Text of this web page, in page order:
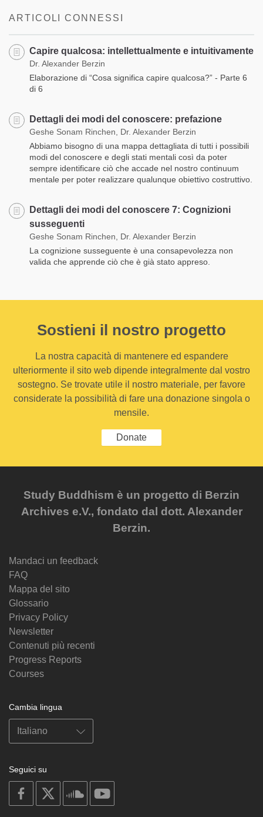
ARTICOLI CONNESSI
Capire qualcosa: intellettualmente e intuitivamente
Dr. Alexander Berzin
Elaborazione di “Cosa significa capire qualcosa?” - Parte 6
di 6
Dettagli dei modi del conoscere: prefazione
Geshe Sonam Rinchen, Dr. Alexander Berzin
Abbiamo bisogno di una mappa dettagliata di tutti i possibili
modi del conoscere e degli stati mentali così da poter
sempre identificare ciò che accade nel nostro continuum
mentale per poter realizzare qualunque obiettivo costruttivo.
Dettagli dei modi del conoscere 7: Cognizioni
susseguenti
Geshe Sonam Rinchen, Dr. Alexander Berzin
La cognizione susseguente è una consapevolezza non
valida che apprende ciò che è già stato appreso.
Sostieni il nostro progetto
La nostra capacità di mantenere ed espandere
ulteriormente il sito web dipende integralmente dal vostro
sostegno. Se trovate utile il nostro materiale, per favore
considerate la possibilità di fare una donazione singola o
mensile.
Donate
Study Buddhism è un progetto di Berzin
Archives e.V., fondato dal dott. Alexander
Berzin.
Mandaci un feedback
FAQ
Mappa del sito
Glossario
Privacy Policy
Newsletter
Contenuti più recenti
Progress Reports
Courses
Cambia lingua
Seguici su
on
facebook
soundcloud